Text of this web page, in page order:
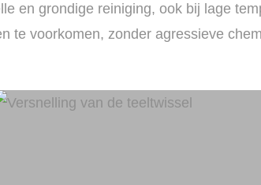
en grondige reiniging, ook bij lage
te voorkomen, zonder agressieve